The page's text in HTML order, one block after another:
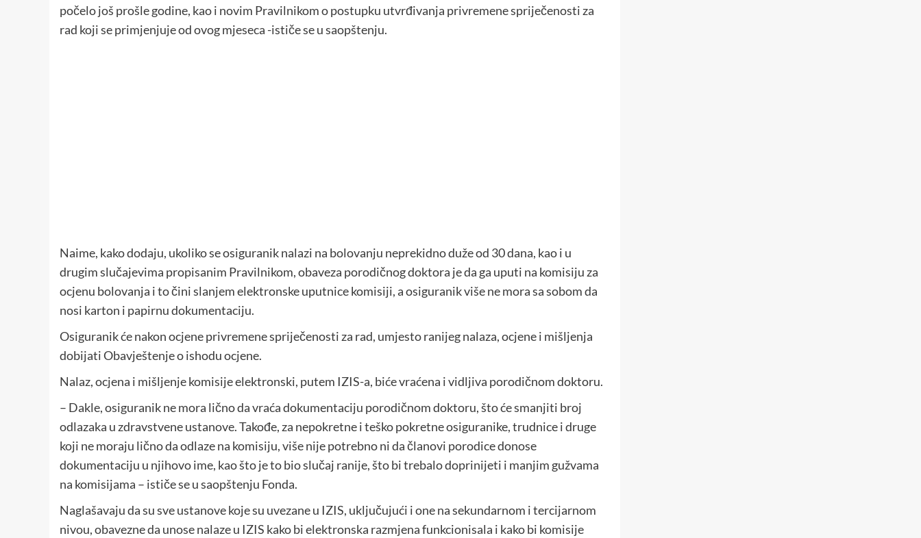
počelo još prošle godine, kao i novim Pravilnikom o postupku utvrđivanja privremene spriječenosti za
rad koji se primjenjuje od ovog mjeseca -ističe se u saopštenju.
Naime, kako dodaju, ukoliko se osiguranik nalazi na bolovanju neprekidno duže od 30 dana, kao i u
drugim slučajevima propisanim Pravilnikom, obaveza porodičnog doktora je da ga uputi na komisiju za
ocjenu bolovanja i to čini slanjem elektronske uputnice komisiji, a osiguranik više ne mora sa sobom da
nosi karton i papirnu dokumentaciju.
Osiguranik će nakon ocjene privremene spriječenosti za rad, umjesto ranijeg nalaza, ocjene i mišljenja
dobijati Obavještenje o ishodu ocjene.
Nalaz, ocjena i mišljenje komisije elektronski, putem IZIS-a, biće vraćena i vidljiva porodičnom doktoru.
– Dakle, osiguranik ne mora lično da vraća dokumentaciju porodičnom doktoru, što će smanjiti broj
odlazaka u zdravstvene ustanove. Takođe, za nepokretne i teško pokretne osiguranike, trudnice i druge
koji ne moraju lično da odlaze na komisiju, više nije potrebno ni da članovi porodice donose
dokumentaciju u njihovo ime, kao što je to bio slučaj ranije, što bi trebalo doprinijeti i manjim gužvama
na komisijama – ističe se u saopštenju Fonda.
Naglašavaju da su sve ustanove koje su uvezane u IZIS, uključujući i one na sekundarnom i tercijarnom
nivou, obavezne da unose nalaze u IZIS kako bi elektronska razmjena funkcionisala i kako bi komisije